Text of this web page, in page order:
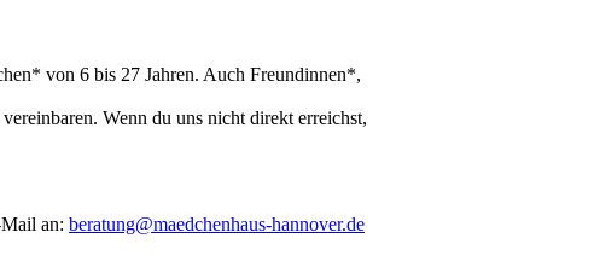
von 6 bis 27 Jahren. Auch Freundinnen*,
Wenn du uns nicht direkt erreichst,
an: beratung@maedchenhaus-hannover.de